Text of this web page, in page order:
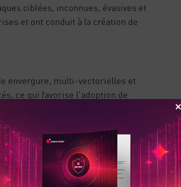
ciblées, inconnues, évasives et
et ont conduit à la création de
envergure, multi-vectorielles et
ce qui favorise l'adoption de
le premier pare-feu à
plus tard, le pare-feu reste la
les attaques cybernétiques.
génération et les pare-